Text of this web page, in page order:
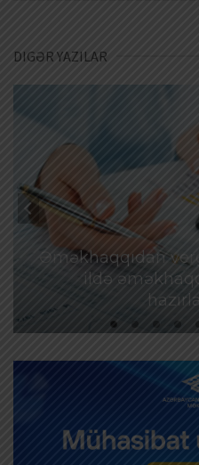
DIGƏR YAZILAR
Əməkhaqqıdan
ildə